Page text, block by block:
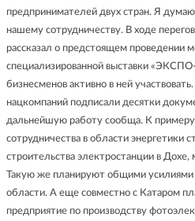
предпринимателей двух стран. Я
нашему сотрудничеству. В ходе
рассказал о предстоящем проведении
специализированной выставки
бизнесменов активно в ней
нацкомпаний подписали десятки
дальнейшую работу сообща. К
сотрудничества в области энергетики
строительства электростанции в
Такую же планируют общими усилиями
области. А еще совместно с Катаром
предприятие по производству